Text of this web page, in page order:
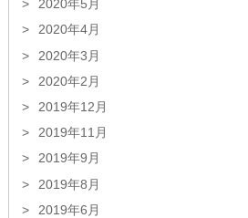
2020年5月
2020年4月
2020年3月
2020年2月
2019年12月
2019年11月
2019年9月
2019年8月
2019年6月